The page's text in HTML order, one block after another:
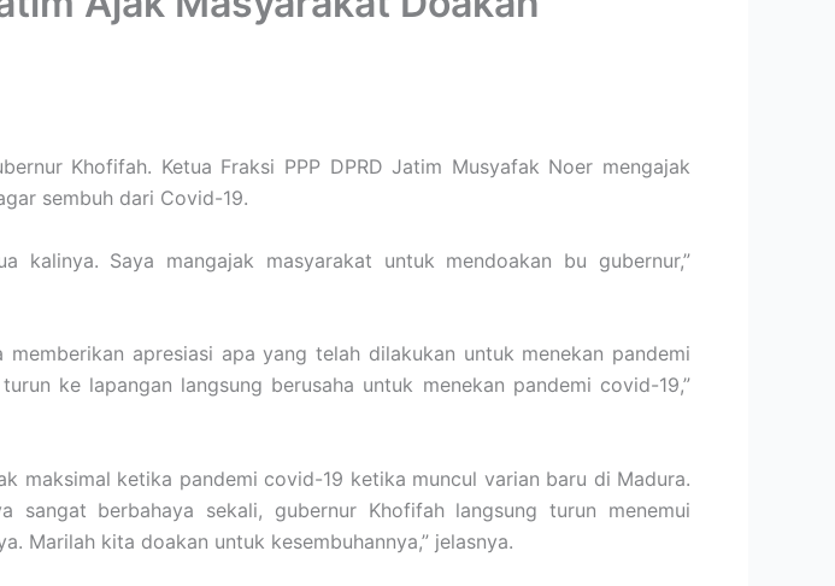
Khofifah. Ketua Fraksi PPP DPRD Jatim Musyafak Noer mengajak
sembuh dari Covid-19.
Saya mangajak masyarakat untuk mendoakan bu gubernur,”
apresiasi apa yang telah dilakukan untuk menekan pandemi
ke lapangan langsung berusaha untuk menekan pandemi covid-19,”
maksimal ketika pandemi covid-19 ketika muncul varian baru di Madura.
berbahaya sekali, gubernur Khofifah langsung turun menemui
Marilah kita doakan untuk kesembuhannya,” jelasnya.